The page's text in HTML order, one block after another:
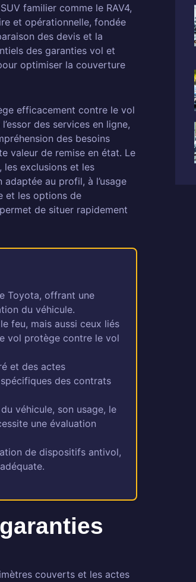
Toyota?
familier comme le RAV4,
et opérationnelle, fondée
des devis et la
des garanties vol et
optimiser la couverture
efficacement contre le vol
des services en ligne,
des besoins
valeur de remise en état. Le
les exclusions et les
au profil, à l’usage
et les options de
de situer rapidement
Toyota, offrant une
du véhicule.
feu, mais aussi ceux liés
vol protège contre le vol
et des actes
des contrats
véhicule, son usage, le
une évaluation
de dispositifs antivol,
couverts et les actes